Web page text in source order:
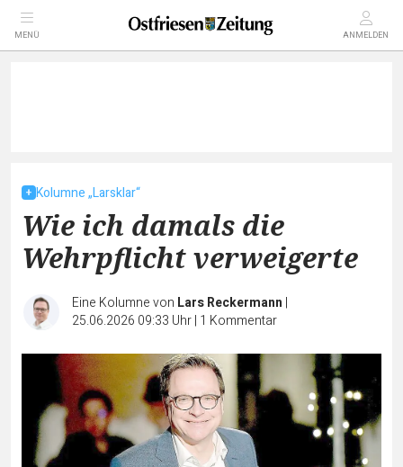
MENÜ ANMELDEN
Kolumne „Larsklar“
Wie ich damals die
Wehrpflicht verweigerte
Eine Kolumne von Lars Reckermann |
25.06.2026 09:33 Uhr| 1 Kommentar